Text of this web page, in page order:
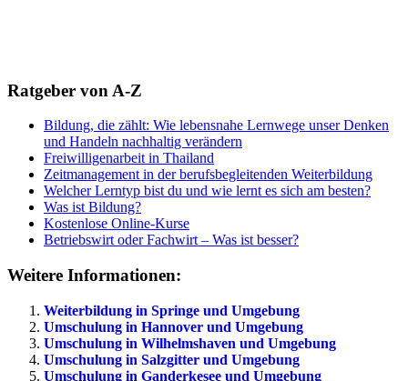
Ratgeber von A-Z
Bildung, die zählt: Wie lebensnahe Lernwege unser Denken
und Handeln nachhaltig verändern
Freiwilligenarbeit in Thailand
Zeitmanagement in der berufsbegleitenden Weiterbildung
Welcher Lerntyp bist du und wie lernt es sich am besten?
Was ist Bildung?
Kostenlose Online-Kurse
Betriebswirt oder Fachwirt – Was ist besser?
Weitere Informationen:
Weiterbildung in Springe und Umgebung
Umschulung in Hannover und Umgebung
Umschulung in Wilhelmshaven und Umgebung
Umschulung in Salzgitter und Umgebung
Umschulung in Ganderkesee und Umgebung